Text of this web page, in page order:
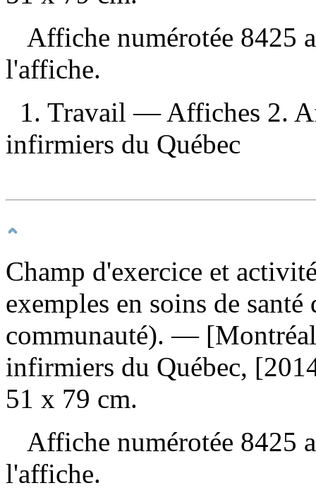
Affiche numérotée 8425
l'affiche.
1. Travail — Affiches 2.
infirmiers du Québec
Champ d'exercice et
exemples en soins de
communauté). —
infirmiers du Québec,
51 x 79 cm.
Affiche numérotée 8425
l'affiche.